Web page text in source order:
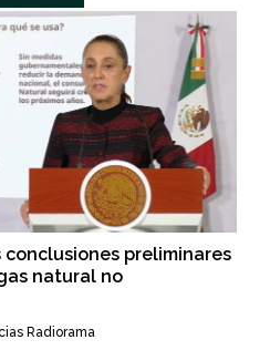
conclusiones preliminares
natural no
Radiorama